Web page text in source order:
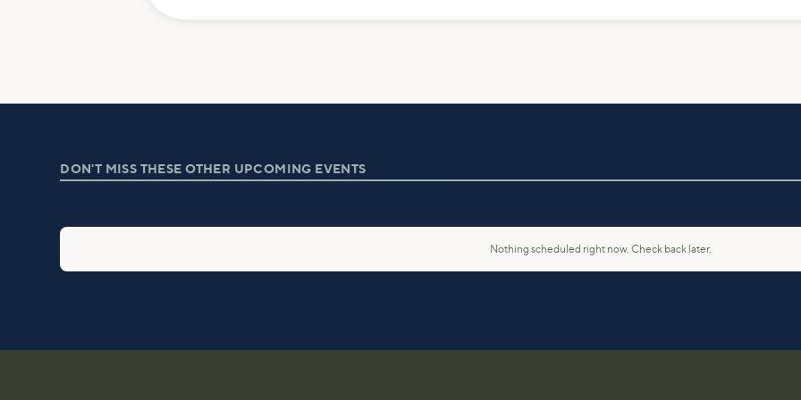
DON'T MISS THESE OTHER UPCOMING EVENTS
Nothing scheduled right now. Check back later.